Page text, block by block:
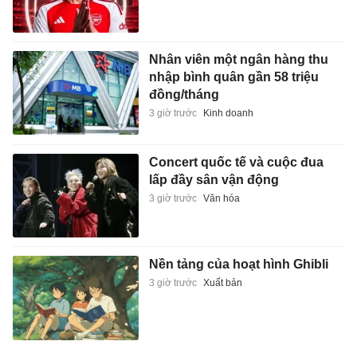
Nhân viên một ngân hàng thu
nhập bình quân gần 58 triệu
đồng/tháng
3 giờ trước Kinh doanh
Concert quốc tế và cuộc đua
lấp đầy sân vận động
3 giờ trước Văn hóa
Nền tảng của hoạt hình Ghibli
3 giờ trước Xuất bản